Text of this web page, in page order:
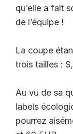
qu’elle a fait
de l’équipe !
La coupe
trois tailles :
Au vu de sa
labels
pourrez